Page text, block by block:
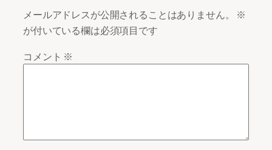
メールアドレスが公開されることはありません。
※
が付いている欄は必須項目です
コメント ※